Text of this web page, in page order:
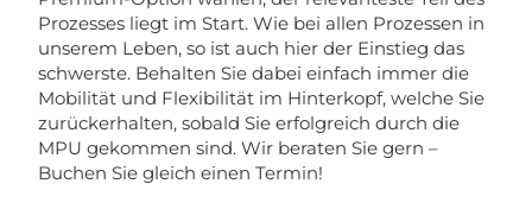
Prozesses liegt im Start. Wie bei allen Prozessen in
unserem Leben, so ist auch hier der Einstieg das
schwerste. Behalten Sie dabei einfach immer die
Mobilität und Flexibilität im Hinterkopf, welche Sie
zurückerhalten, sobald Sie erfolgreich durch die
MPU gekommen sind. Wir beraten Sie gern –
Buchen Sie gleich einen Termin!